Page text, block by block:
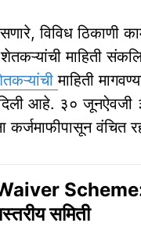
विविध ठिकाणी
माहिती
माहिती
दिली आहे. ३०
वंचित
Scheme:
समिती